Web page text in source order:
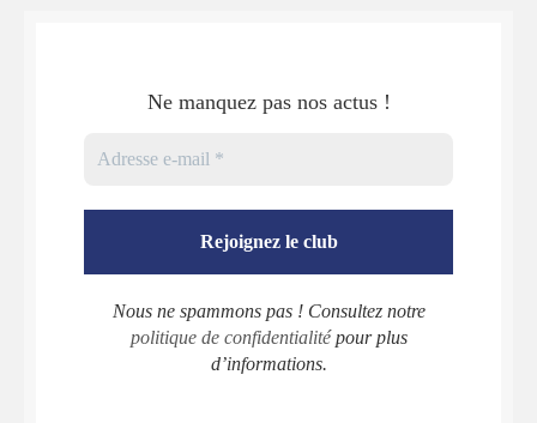
Ne manquez pas nos actus !
Nous ne spammons pas ! Consultez notre
politique de confidentialitépour plus
d’informations.